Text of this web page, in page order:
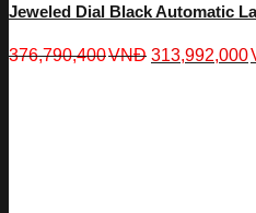
Jeweled Dial Black Automatic
376,790,400VNĐ 313,992,000